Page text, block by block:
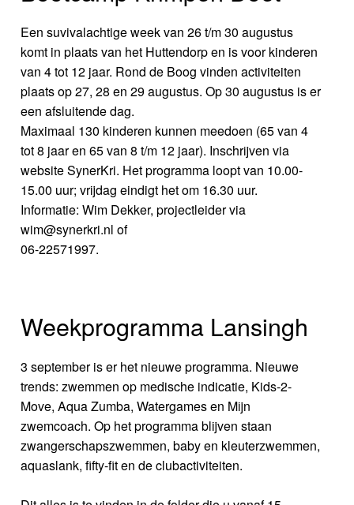
Een suvivalachtige week van 26 t/m 30 augustus
komt in plaats van het Huttendorp en is voor kinderen
van 4 tot 12 jaar. Rond de Boog vinden activiteiten
plaats op 27, 28 en 29 augustus. Op 30 augustus is er
een afsluitende dag.
Maximaal 130 kinderen kunnen meedoen (65 van 4
tot 8 jaar en 65 van 8 t/m 12 jaar). Inschrijven via
website SynerKri. Het programma loopt van 10.00-
15.00 uur; vrijdag eindigt het om 16.30 uur.
Informatie: Wim Dekker, projectleider via
wim@synerkri.nl of
06-22571997.
Weekprogramma Lansingh
3 september is er het nieuwe programma. Nieuwe
trends: zwemmen op medische indicatie, Kids-2-
Move, Aqua Zumba, Watergames en Mijn
zwemcoach. Op het programma blijven staan
zwangerschapszwemmen, baby en kleuterzwemmen,
aquaslank, fifty-fit en de clubactiviteiten.